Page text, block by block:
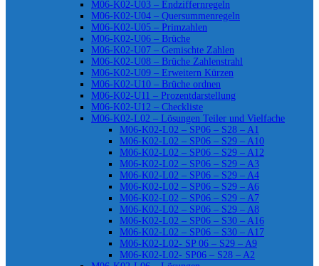
M06-K02-U03 – Endziffernregeln
M06-K02-U04 – Quersummenregeln
M06-K02-U05 – Primzahlen
M06-K02-U06 – Brüche
M06-K02-U07 – Gemischte Zahlen
M06-K02-U08 – Brüche Zahlenstrahl
M06-K02-U09 – Erweitern Kürzen
M06-K02-U10 – Brüche ordnen
M06-K02-U11 – Prozentdarstellung
M06-K02-U12 – Checkliste
M06-K02-L02 – Lösungen Teiler und Vielfache
M06-K02-L02 – SP06 – S28 – A1
M06-K02-L02 – SP06 – S29 – A10
M06-K02-L02 – SP06 – S29 – A12
M06-K02-L02 – SP06 – S29 – A3
M06-K02-L02 – SP06 – S29 – A4
M06-K02-L02 – SP06 – S29 – A6
M06-K02-L02 – SP06 – S29 – A7
M06-K02-L02 – SP06 – S29 – A8
M06-K02-L02 – SP06 – S30 – A16
M06-K02-L02 – SP06 – S30 – A17
M06-K02-L02- SP 06 – S29 – A9
M06-K02-L02- SP06 – S28 – A2